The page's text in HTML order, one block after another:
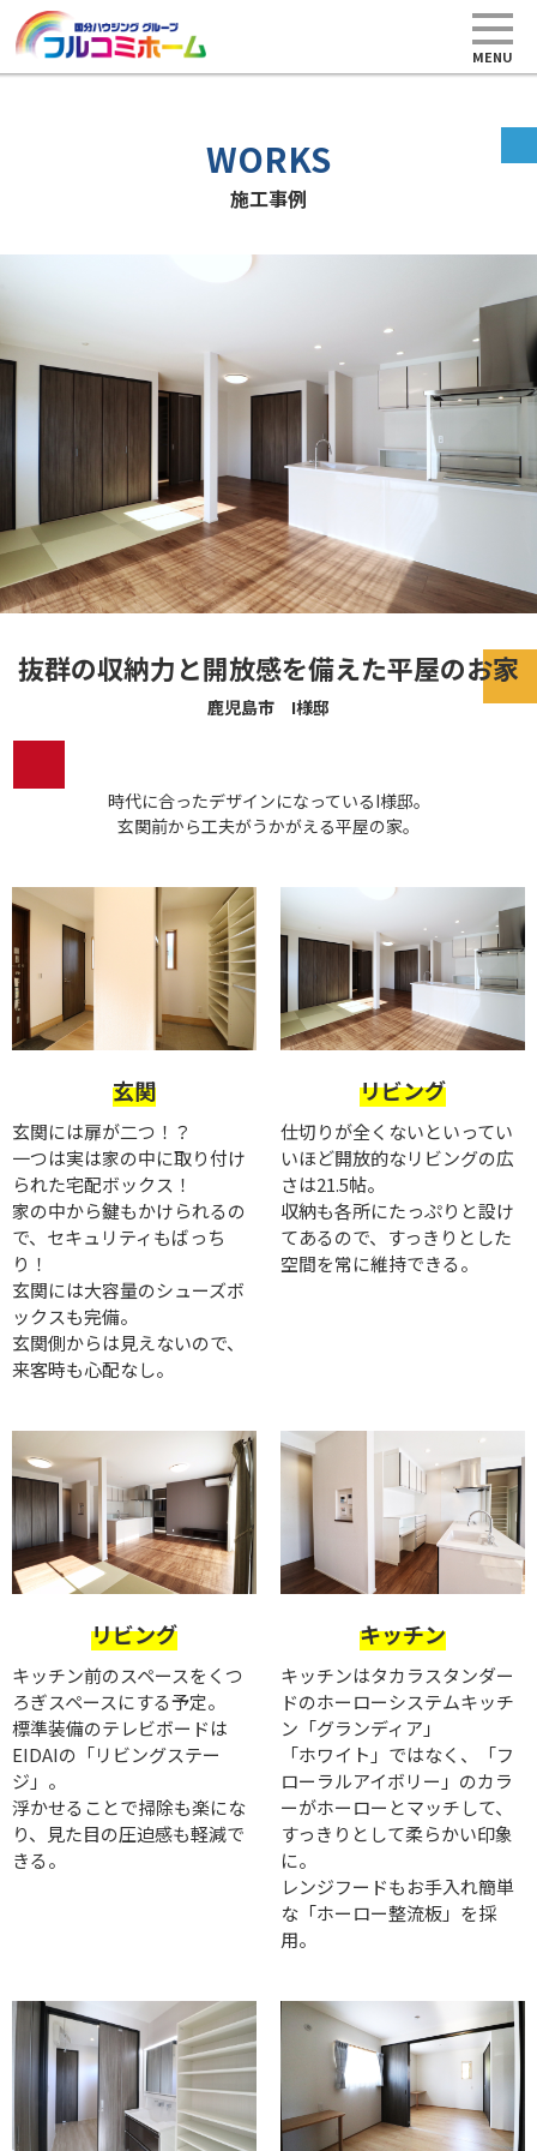
MENU
WORKS
施工事例
抜群の収納力と開放感を備えた平屋のお家
鹿児島市 I様邸
時代に合ったデザインになっているI様邸。
玄関前から工夫がうかがえる平屋の家。
玄関
玄関には扉が二つ！？
一つは実は家の中に取り付け
られた宅配ボックス！
家の中から鍵もかけられるの
で、セキュリティもばっち
り！
玄関には大容量のシューズボ
ックスも完備。
玄関側からは見えないので、
来客時も心配なし。
リビング
仕切りが全くないといってい
いほど開放的なリビングの広
さは21.5帖。
収納も各所にたっぷりと設け
てあるので、すっきりとした
空間を常に維持できる。
リビング
キッチン前のスペースをくつ
ろぎスペースにする予定。
標準装備のテレビボードは
EIDAIの「リビングステー
ジ」。
浮かせることで掃除も楽にな
り、見た目の圧迫感も軽減で
きる。
キッチン
キッチンはタカラスタンダー
ドのホーローシステムキッチ
ン「グランディア」
「ホワイト」ではなく、「フ
ローラルアイボリー」のカラ
ーがホーローとマッチして、
すっきりとして柔らかい印象
に。
レンジフードもお手入れ簡単
な「ホーロー整流板」を採
用。